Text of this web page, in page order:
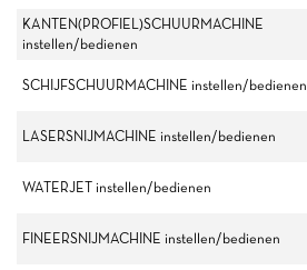
KANTEN(PROFIEL)SCHUURMACHINE
instellen/bedienen
SCHIJFSCHUURMACHINE instellen/bedienen
LASERSNIJMACHINE instellen/bedienen
WATERJET instellen/bedienen
FINEERSNIJMACHINE instellen/bedienen